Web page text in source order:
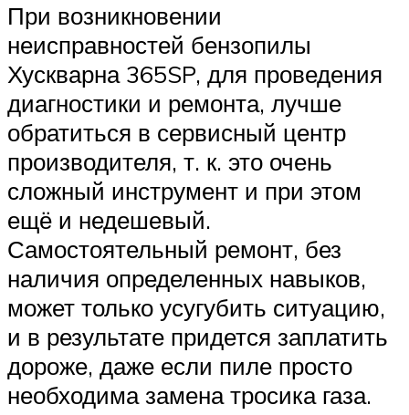
При возникновении
неисправностей бензопилы
Хускварна 365SP, для проведения
диагностики и ремонта, лучше
обратиться в сервисный центр
производителя, т. к. это очень
сложный инструмент и при этом
ещё и недешевый.
Самостоятельный ремонт, без
наличия определенных навыков,
может только усугубить ситуацию,
и в результате придется заплатить
дороже, даже если пиле просто
необходима замена тросика газа.